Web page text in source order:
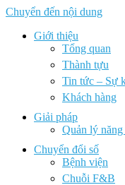
Chuyển đến nội dung
Giới thiệu
Tổng quan
Thành tựu
Tin tức – Sự
Khách hàng
Giải pháp
Quản lý
Chuyển đổi số
Bệnh viện
Chuỗi F&B